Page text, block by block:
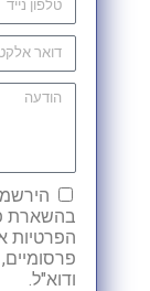
בהשארת
הפרטיות
ודוא"ל.